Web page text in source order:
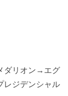
ダリオン→エグ
ジデンシャル